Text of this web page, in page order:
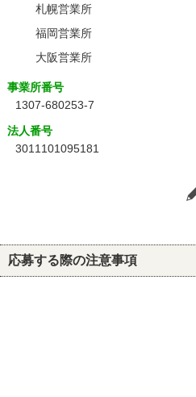
札幌営業所
福岡営業所
大阪営業所
事業所番号
1307-680253-7
法人番号
3011101095181
応募する際の注意事項